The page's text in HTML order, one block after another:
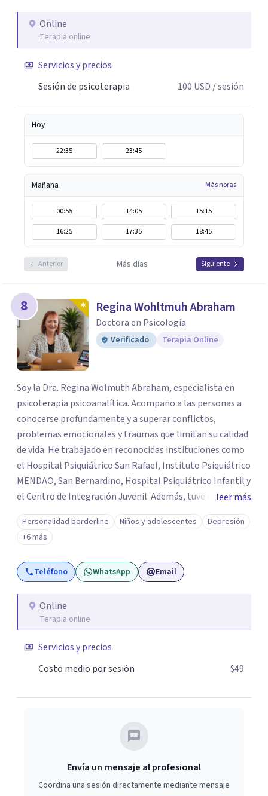
ecopsicología y el trabajo simbólico con el inconsciente,
entendiendo que cada proceso terapéutico es único y
Online
Terapia online
Servicios y precios
Sesión de psicoterapia
100 USD / sesión
Hoy
22:35 23:45
Mañana Más horas
00:55 14:05
15:15
16:25
17:35 18:45
Anterior Más días Siguiente
8 Regina Wohltmuh Abraham
Doctora en Psicología
Verificado Terapia Online
Soy la Dra. Regina Wolmuth Abraham, especialista en
psicoterapia psicoanalítica. Acompaño a las personas a
conocerse profundamente y a superar conflictos,
problemas emocionales y traumas que limitan su calidad
de vida. He trabajado en reconocidas instituciones como
el Hospital Psiquiátrico San Rafael, Instituto Psiquiátrico
MENDAO, San Bernardino, Hospital Psiquiátrico Infantil y
el Centro de Integración Juvenil. Además, tuve el
privilegio de colaborar en comunidades como Olivar del
Conde y Xochimilco, lo que me permitió conocer diversas
realidades y necesidades.
leer más
Personalidad borderline Niños y adolescentes
Depresión
+6 más
Teléfono WhatsApp Email
Online
Terapia online
Servicios y precios
Costo medio por sesión
$49
Envía un mensaje al profesional
Coordina una sesión directamente mediante mensaje